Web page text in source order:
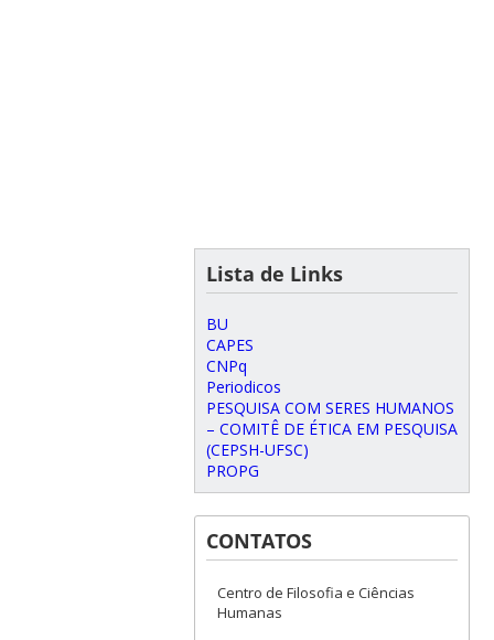
Lista de Links
BU
CAPES
CNPq
Periodicos
PESQUISA COM SERES HUMANOS
– COMITÊ DE ÉTICA EM PESQUISA
(CEPSH-UFSC)
PROPG
CONTATOS
Centro de Filosofia e Ciências
Humanas